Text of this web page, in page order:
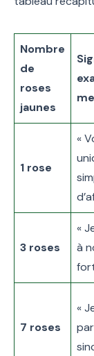
Nombre
de
roses
jaunes
1 rose
«
3 roses
«
à
7 roses
«